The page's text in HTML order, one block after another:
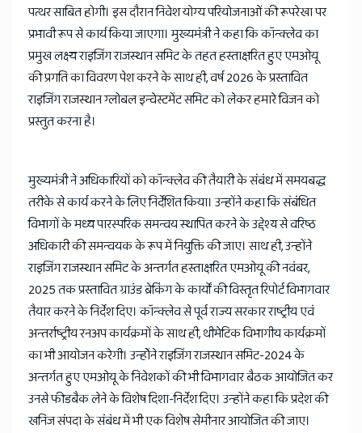
पत्थर साबित होगी। इस दौरान निवेश योग्य परियोजनाओं की रूपरेखा पर
प्रभावी रूप से कार्य किया जाएगा। मुख्यमंत्री ने कहा कि कॉन्क्लेव का
प्रमुख लक्ष्य राइजिंग राजस्थान समिट के तहत हस्ताक्षरित हुए एमओयू
की प्रगति का विवरण पेश करने के साथ ही, वर्ष 2026 के प्रस्तावित
राइजिंग राजस्थान ग्लोबल इन्वेस्टमेंट समिट को लेकर हमारे विजन को
प्रस्तुत करना है।
मुख्यमंत्री ने अधिकारियों को कॉन्क्लेव की तैयारी के संबंध में समयबद्ध
तरीके से कार्य करने के लिए निर्देशित किया। उन्होंने कहा कि संबंधित
विभागों के मध्य पारस्परिक समन्वय स्थापित करने के उद्देश्य से वरिष्ठ
अधिकारी की समन्वयक के रूप में नियुक्ति की जाए। साथ ही, उन्होंने
राइजिंग राजस्थान समिट के अन्तर्गत हस्ताक्षरित एमओयू की नवंबर,
2025 तक प्रस्तावित ग्राउंड ब्रेकिंग के कार्यों की विस्तृत रिपोर्ट विभागवार
तैयार करने के निर्देश दिए। कॉन्क्लेव से पूर्व राज्य सरकार राष्ट्रीय एवं
अन्तर्राष्ट्रीय रनअप कार्यक्रमों के साथ ही, थीमेटिक विभागीय कार्यक्रमों
का भी आयोजन करेगी। उन्होेंने राइजिंग राजस्थान समिट-2024 के
अन्तर्गत हुए एमओयू के निवेशकों की भी विभागवार बैठक आयोजित कर
उनसे फीडबैक लेने के विशेष दिशा-निर्देश दिए। उन्होंने कहा कि प्रदेश की
खनिज संपदा के संबंध में भी एक विशेष सेमीनार आयोजित की जाए।